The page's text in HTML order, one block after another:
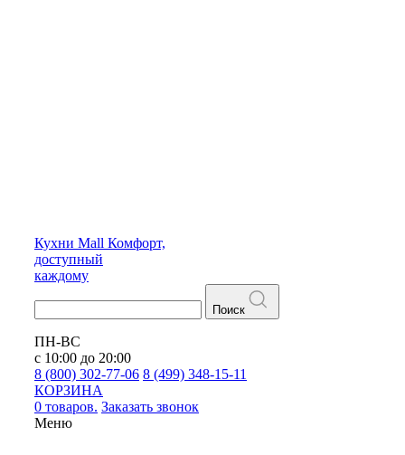
Кухни Mall Комфорт,
доступный
каждому
Поиск
ПН-ВС
с 10:00 до 20:00
8 (800) 302-77-06 8 (499) 348-15-11
КОРЗИНА
0 товаров. Заказать звонок
Меню